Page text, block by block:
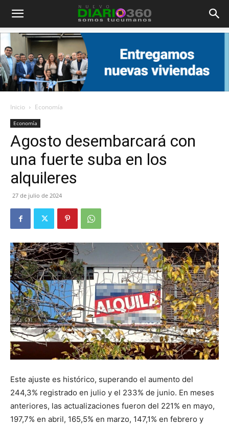
Diario
360
Inicio Economía
Economía
Agosto desembarcará con
una fuerte suba en los
alquileres
27 de julio de 2024
Este ajuste es histórico, superando el aumento del
244,3% registrado en julio y el 233% de junio. En meses
anteriores, las actualizaciones fueron del 221% en mayo,
197,7% en abril, 165,5% en marzo, 147,1% en febrero y